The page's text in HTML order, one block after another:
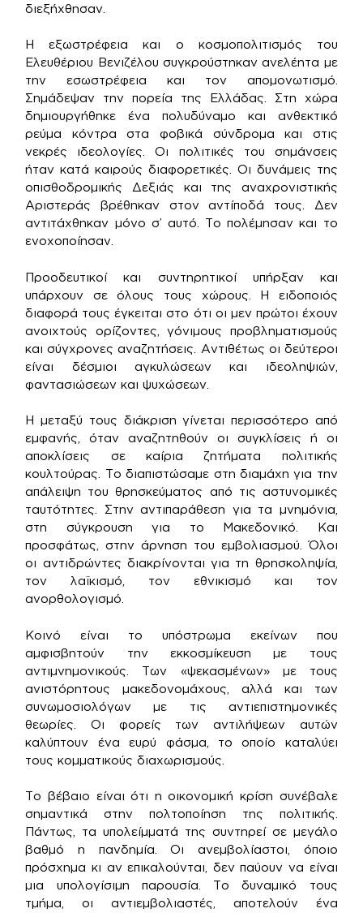
διεξήχθησαν.
Η εξωστρέφεια και ο κοσμοπολιτισμός του
Ελευθέριου Βενιζέλου συγκρούστηκαν ανελέητα με
την εσωστρέφεια και τον απομονωτισμό.
Σημάδεψαν την πορεία της Ελλάδας. Στη χώρα
δημιουργήθηκε ένα πολυδύναμο και ανθεκτικό
ρεύμα κόντρα στα φοβικά σύνδρομα και στις
νεκρές ιδεολογίες. Οι πολιτικές του σημάνσεις
ήταν κατά καιρούς διαφορετικές. Οι δυνάμεις της
οπισθοδρομικής Δεξιάς και της αναχρονιστικής
Αριστεράς βρέθηκαν στον αντίποδά τους. Δεν
αντιτάχθηκαν μόνο σ’ αυτό. Το πολέμησαν και το
ενοχοποίησαν.
Προοδευτικοί και συντηρητικοί υπήρξαν και
υπάρχουν σε όλους τους χώρους. Η ειδοποιός
διαφορά τους έγκειται στο ότι οι μεν πρώτοι έχουν
ανοιχτούς ορίζοντες, γόνιμους προβληματισμούς
και σύγχρονες αναζητήσεις. Αντιθέτως οι δεύτεροι
είναι δέσμιοι αγκυλώσεων και ιδεοληψιών,
φαντασιώσεων και ψυχώσεων.
Η μεταξύ τους διάκριση γίνεται περισσότερο από
εμφανής, όταν αναζητηθούν οι συγκλίσεις ή οι
αποκλίσεις σε καίρια ζητήματα πολιτικής
κουλτούρας. Το διαπιστώσαμε στη διαμάχη για την
απάλειψη του θρησκεύματος από τις αστυνομικές
ταυτότητες. Στην αντιπαράθεση για τα μνημόνια,
στη σύγκρουση για το Μακεδονικό. Και
προσφάτως, στην άρνηση του εμβολιασμού. Όλοι
οι αντιδρώντες διακρίνονται για τη θρησκοληψία,
τον λαϊκισμό, τον εθνικισμό και τον
ανορθολογισμό.
Κοινό είναι το υπόστρωμα εκείνων που
αμφισβητούν την εκκοσμίκευση με τους
αντιμνημονικούς. Των «ψεκασμένων» με τους
ανιστόρητους μακεδονομάχους, αλλά και των
συνωμοσιολόγων με τις αντιεπιστημονικές
θεωρίες. Οι φορείς των αντιλήψεων αυτών
καλύπτουν ένα ευρύ φάσμα, το οποίο καταλύει
τους κομματικούς διαχωρισμούς.
Το βέβαιο είναι ότι η οικονομική κρίση συνέβαλε
σημαντικά στην πολτοποίηση της πολιτικής.
Πάντως, τα υπολείμματά της συντηρεί σε μεγάλο
βαθμό η πανδημία. Οι ανεμβολίαστοι, όποιο
πρόσχημα κι αν επικαλούνται, δεν παύουν να είναι
μια υπολογίσιμη παρουσία. Το δυναμικό τους
τμήμα, οι αντιεμβολιαστές, αποτελούν ένα